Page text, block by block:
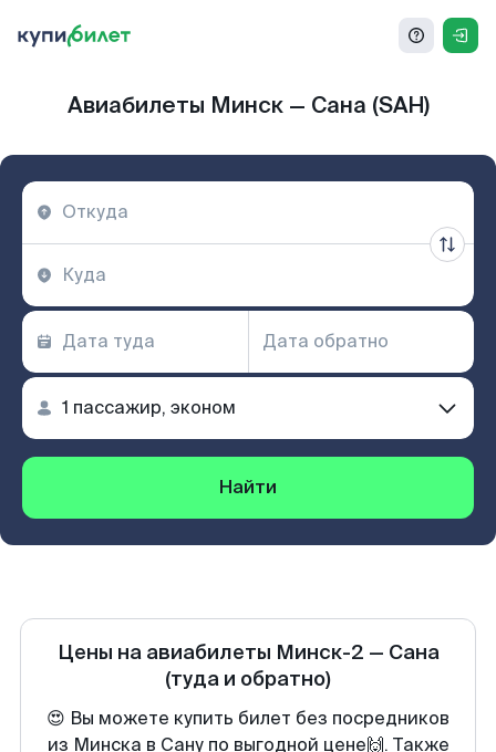
Авиабилеты Минск — Сана (SAH)
Найти
Цены на авиабилеты Минск-2 — Сана
(туда и обратно)
😍 Вы можете купить билет без посредников
из Минска в Сану по выгодной цене🙌. Также